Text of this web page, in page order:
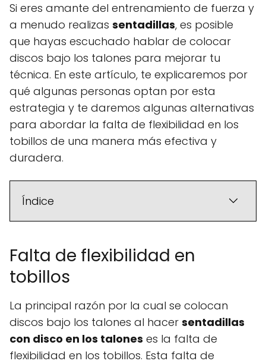
Si eres amante del entrenamiento de fuerza y
a menudo realizas sentadillas, es posible
que hayas escuchado hablar de colocar
discos bajo los talones para mejorar tu
técnica. En este artículo, te explicaremos por
qué algunas personas optan por esta
estrategia y te daremos algunas alternativas
para abordar la falta de flexibilidad en los
tobillos de una manera más efectiva y
duradera.
Índice
Falta de flexibilidad en
tobillos
La principal razón por la cual se colocan
discos bajo los talones al hacer sentadillas
con disco en los talones es la falta de
flexibilidad en los tobillos. Esta falta de